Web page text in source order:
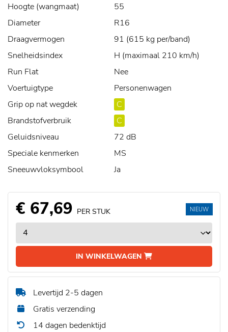
Hoogte (wangmaat)
55
Diameter
R16
Draagvermogen
91 (615 kg per/band)
Snelheidsindex
H (maximaal 210 km/h)
Run Flat
Nee
Voertuigtype
Personenwagen
Grip op nat wegdek
C
Brandstofverbruik
C
Geluidsniveau
72 dB
Speciale kenmerken
MS
Sneeuwvloksymbool
Ja
€ 67,69 PER STUK
IN WINKELWAGEN
NIEUW
Levertijd 2-5 dagen
Gratis verzending
14 dagen bedenktijd